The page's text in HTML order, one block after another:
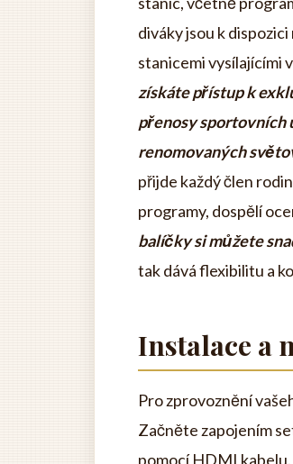
diváky jsou k
stanicemi vysílajícími
získáte přístup k
přenosy sportovních
renomovaných
přijde každý člen
programy, dospělí
balíčky si můžete
tak dává flexibilitu a
Instalace a
Pro zprovoznění
Začněte zapojením
pomocí HDMI kabelu.